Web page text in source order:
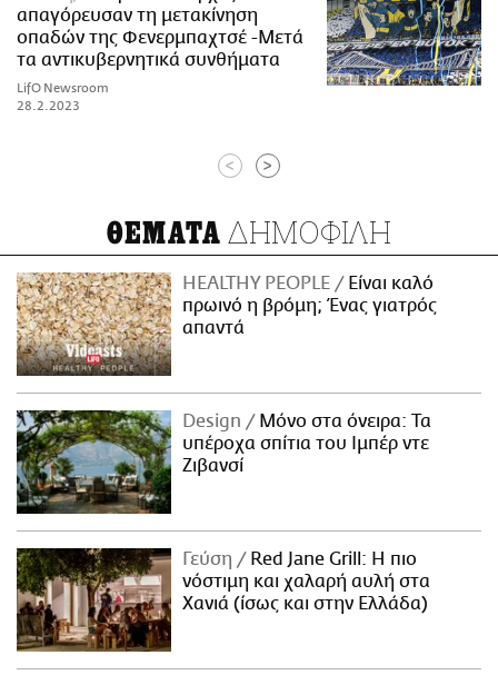
απαγόρευσαν τη μετακίνηση
οπαδών της Φενερμπαχτσέ -Μετά
τα αντικυβερνητικά συνθήματα
LifO Newsroom
28.2.2023
< >
ΘΕΜΑΤΑ ΔΗΜΟΦΙΛΗ
HEALTHY PEOPLE
Είναι καλό
πρωινό η βρόμη; Ένας γιατρός
απαντά
Design
Μόνο στα όνειρα: Τα
υπέροχα σπίτια του Ιμπέρ ντε
Ζιβανσί
Γεύση
Red Jane Grill: Η πιο
νόστιμη και χαλαρή αυλή στα
Χανιά (ίσως και στην Ελλάδα)